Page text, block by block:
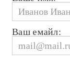
Ваш емайл: